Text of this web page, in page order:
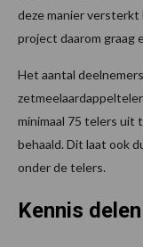
deze manier
project daarom graag
Het aantal
minimaal 75 telers uit
behaald. Dit laat ook
onder de telers.
Kennis delen